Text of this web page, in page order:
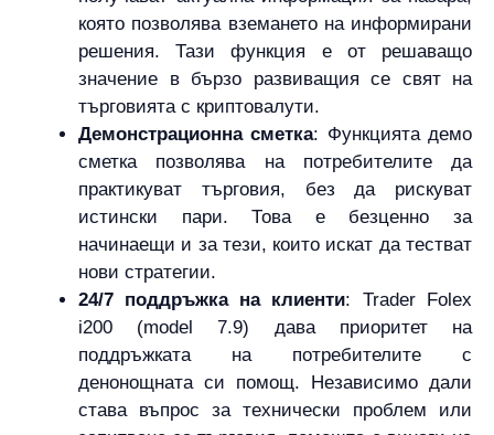
която позволява вземането на информирани
решения. Тази функция е от решаващо
значение в бързо развиващия се свят на
търговията с криптовалути.
Демонстрационна сметка: Функцията демо
сметка позволява на потребителите да
практикуват търговия, без да рискуват
истински пари. Това е безценно за
начинаещи и за тези, които искат да тестват
нови стратегии.
24/7 поддръжка на клиенти: Trader Folex
i200 (model 7.9) дава приоритет на
поддръжката на потребителите с
денонощната си помощ. Независимо дали
става въпрос за технически проблем или